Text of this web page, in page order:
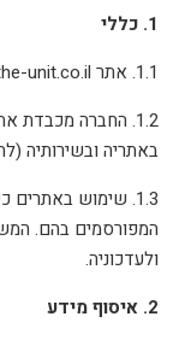
1. כללי
1.1. אתר www.the-unit.co.il (להלן: "החברה / האתר")
1.2. החברה מכבדת
באתריה ובשירותיה
1.3. שימוש באתרים
המפורסמים בהם.
ולעדכוניה.
2. איסוף מידע